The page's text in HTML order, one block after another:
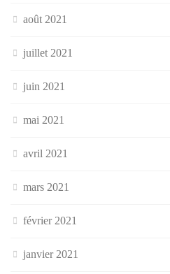
août 2021
juillet 2021
juin 2021
mai 2021
avril 2021
mars 2021
février 2021
janvier 2021